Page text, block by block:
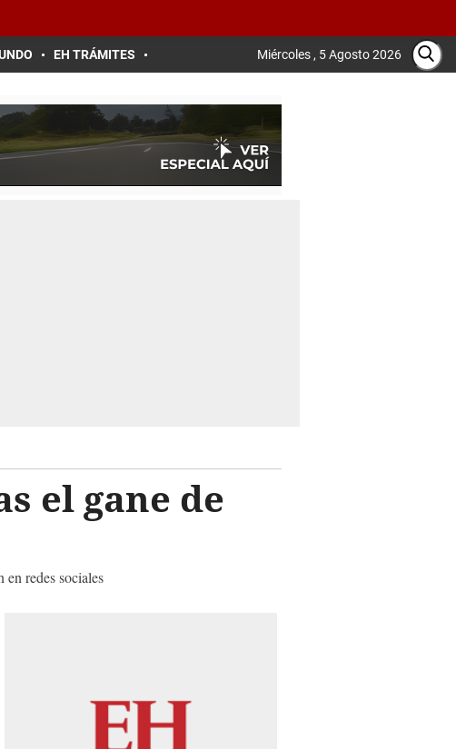
EH TRÁMITES Miércoles , 5 Agosto 2026
el gane de
redes sociales